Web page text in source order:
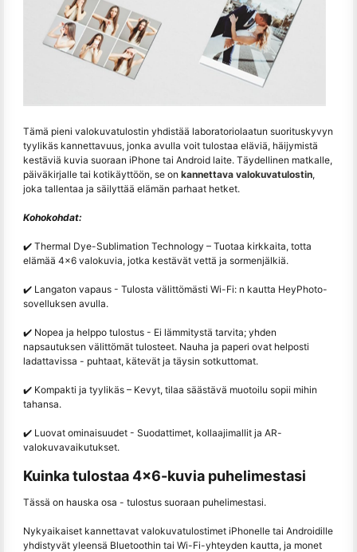
Tämä pieni valokuvatulostin yhdistää laboratoriolaatun suorituskyvyn
tyylikäs kannettavuus, jonka avulla voit tulostaa eläviä, häijymistä
kestäviä kuvia suoraan iPhone tai Android laite. Täydellinen matkalle,
päiväkirjalle tai kotikäyttöön, se on kannettava valokuvatulostin,
joka tallentaa ja säilyttää elämän parhaat hetket.
Kohokohdat:
✔️ Thermal Dye-Sublimation Technology – Tuotaa kirkkaita, totta
elämää 4x6 valokuvia, jotka kestävät vettä ja sormenjälkiä.
✔️ Langaton vapaus - Tulosta välittömästi Wi-Fi: n kautta HeyPhoto-
sovelluksen avulla.
✔️ Nopea ja helppo tulostus - Ei lämmitystä tarvita; yhden
napsautuksen välittömät tulosteet. Nauha ja paperi ovat helposti
ladattavissa - puhtaat, kätevät ja täysin sotkuttomat.
✔️ Kompakti ja tyylikäs – Kevyt, tilaa säästävä muotoilu sopii mihin
tahansa.
✔️ Luovat ominaisuudet - Suodattimet, kollaajimallit ja AR-
valokuvavaikutukset.
Kuinka tulostaa 4x6-kuvia puhelimestasi
Tässä on hauska osa - tulostus suoraan puhelimestasi.
Nykyaikaiset kannettavat valokuvatulostimet iPhonelle tai Androidille
yhdistyvät yleensä Bluetoothin tai Wi-Fi-yhteyden kautta, ja monet